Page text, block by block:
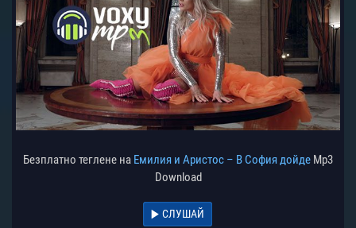
Безплатно теглене на Емилия и Аристос – В София дойде Mp3
Download
СЛУШАЙ